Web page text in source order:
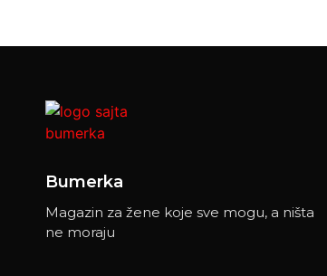
Bumerka
Magazin za žene koje sve mogu, a ništa
ne moraju